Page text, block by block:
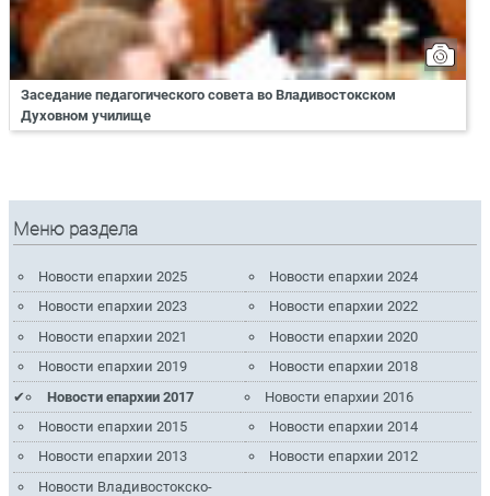
Заседание педагогического совета во Владивостокском
Духовном училище
Меню раздела
Новости епархии 2025
Новости епархии 2024
Новости епархии 2023
Новости епархии 2022
Новости епархии 2021
Новости епархии 2020
Новости епархии 2019
Новости епархии 2018
Новости епархии 2017
Новости епархии 2016
Новости епархии 2015
Новости епархии 2014
Новости епархии 2013
Новости епархии 2012
Новости Владивостокско-